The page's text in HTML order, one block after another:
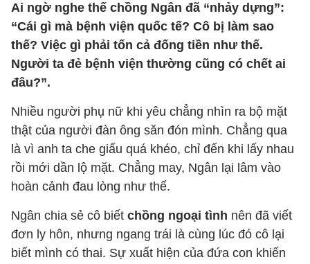
Ai ngờ nghe thế chồng Ngân đã “nhảy dựng”:
“Cái gì mà bệnh viện quốc tế? Cô bị làm sao
thế? Việc gì phải tốn cả đống tiền như thế.
Người ta đẻ bệnh viện thường cũng có chết ai
đâu?”.
Nhiều người phụ nữ khi yêu chẳng nhìn ra bộ mặt
thật của người đàn ông săn đón mình. Chẳng qua
là vì anh ta che giấu quá khéo, chỉ đến khi lấy nhau
rồi mới dần lộ mặt. Chẳng may, Ngân lại lâm vào
hoàn cảnh đau lòng như thế.
Ngân chia sẻ cô biết chồng ngoại tình nên đã viết
đơn ly hôn, nhưng ngang trái là cùng lúc đó cô lại
biết mình có thai. Sự xuất hiện của đứa con khiến